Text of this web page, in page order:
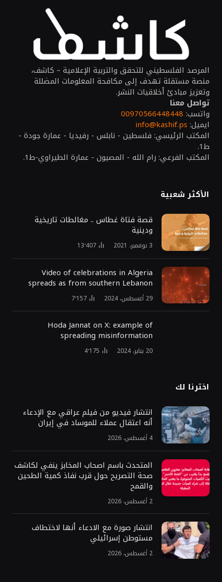
المرصد الفلسطيني للتحقق والتربية الإعلامية – كاشف،
منصة مستقلة تهدف إلى مكافحة المعلومات المضللة
وتعزيز مبادئ أخلاقيات النشر.
تواصل معنا
واتسب: 00970566448448
ايميل: info@kashif.ps
المكتب الرئيسي: فلسطين - نابلس - رفيديا - عمارة جودة -
ط1.
المكتب الفرعي: رام الله - المصيون - عمارة الطيراوي-ط1.
الأكثر شعبية
قصة فتاة غطاس .. مغالطات تاريخية
ودينية
3 نوفمبر، 2021 13٬407
Video of celebrations in Algeria
spreads as from southern Lebanon
29 أغسطس، 2024 7٬157
Hoda Jannat on X: example of
spreading misinformation
20 يناير، 2024 4٬175
اخترنا لك
انتشار فيديو من فيلم عراقي مع الإدعاء
أنه اعتقال عملاء للموساد في إيران
4 أغسطس، 2026
المتحدث باسم اصحاب المخابز ينفي لكاشف
صحة التصريح حول قرب نفاذ كمية الطحين
والقمح
2 أغسطس، 2026
انتشار صورة مع الادعاء أنها لاختطاف
مستوطن إسرائيلي
2 أغسطس، 2026